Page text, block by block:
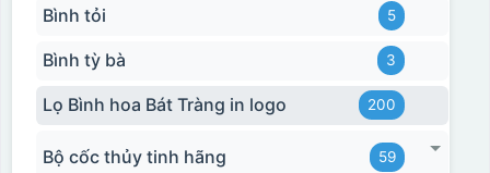
Bình tỏi 5
Bình tỳ bà 3
Lọ Bình hoa Bát Tràng in logo 200
Bộ cốc thủy tinh hãng 59